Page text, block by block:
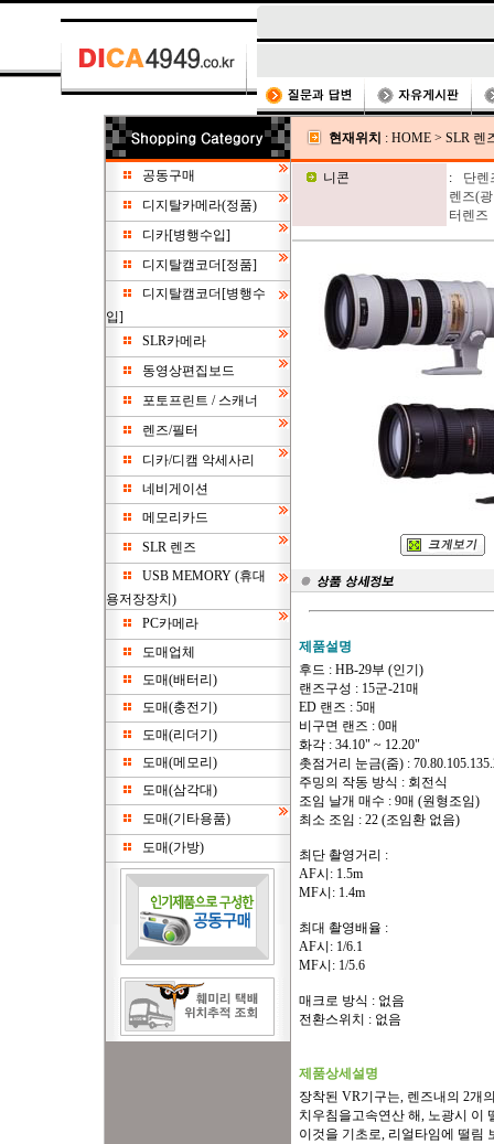
공동구매
디지탈카메라(정품)
디카[병행수입]
디지탈캠코더[정품]
디지탈캠코더[병행수
입]
SLR카메라
동영상편집보드
포토프린트 / 스캐너
렌즈/필터
디카/디캠 악세사리
네비게이션
메모리카드
SLR 렌즈
USB MEMORY (휴대
용저장장치)
PC카메라
도매업체
도매(배터리)
도매(충전기)
도매(리더기)
도매(메모리)
도매(삼각대)
도매(기타용품)
도매(가방)
현재위치 : HOME > SLR 렌
니콘 :
단렌
렌즈(
터렌즈
제품설명
후드 : HB-29부 (인기)
랜즈구성 : 15군-21매
ED 랜즈 : 5매
비구면 랜즈 : 0매
화각 : 34.10" ~ 12.20"
촛점거리 눈금(줌) :
주밍의 작동 방식 : 회전식
조임 날개 매수 : 9매 (원형조임)
최소 조임 : 22 (조임환 없음)
최단 촬영거리 :
AF시: 1.5m
MF시: 1.4m
최대 촬영배율 :
AF시: 1/6.1
MF시: 1/5.6
매크로 방식 : 없음
전환스위치 : 없음
제품상세설명
장착된 VR기구는, 렌즈내의 2개
치우침을고속연산 해, 노광시 이
이것을 기초로, 리얼타임에 떨림